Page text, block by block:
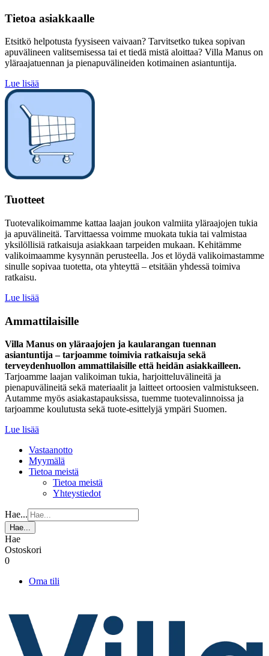
Tietoa asiakkaalle
Etsitkö helpotusta fyysiseen vaivaan? Tarvitsetko tukea sopivan
apuvälineen valitsemisessa tai et tiedä mistä aloittaa? Villa Manus on
yläraajatuennan ja pienapuvälineiden kotimainen asiantuntija.
Lue lisää
Tuotteet
Tuotevalikoimamme kattaa laajan joukon valmiita yläraajojen tukia
ja apuvälineitä. Tarvittaessa voimme muokata tukia tai valmistaa
yksilöllisiä ratkaisuja asiakkaan tarpeiden mukaan. Kehitämme
valikoimaamme kysynnän perusteella. Jos et löydä valikoimastamme
sinulle sopivaa tuotetta, ota yhteyttä – etsitään yhdessä toimiva
ratkaisu.
Lue lisää
Ammattilaisille
Villa Manus on yläraajojen ja kaularangan tuennan
asiantuntija – tarjoamme toimivia ratkaisuja sekä
terveydenhuollon ammattilaisille että heidän asiakkailleen.
Tarjoamme laajan valikoiman tukia, harjoitteluvälineitä ja
pienapuvälineitä sekä materiaalit ja laitteet ortoosien valmistukseen.
Autamme myös asiakastapauksissa, tuemme tuotevalinnoissa ja
tarjoamme koulutusta sekä tuote-esittelyjä ympäri Suomen.
Lue lisää
Vastaanotto
Myymälä
Tietoa meistä
Tietoa meistä
Yhteystiedot
Hae...
Hae...
Hae
Ostoskori
0
Oma tili